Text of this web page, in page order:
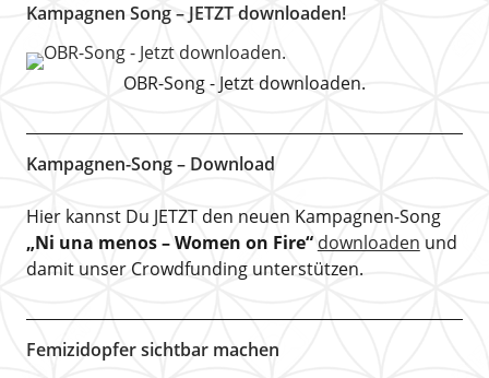
Kampagnen Song – JETZT downloaden!
OBR-Song - Jetzt downloaden.
Kampagnen-Song – Download
Hier kannst Du JETZT den neuen Kampagnen-Song
„Ni una menos – Women on Fire“downloaden und
damit unser Crowdfunding unterstützen.
Femizidopfer sichtbar machen